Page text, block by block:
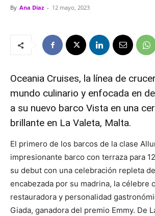
By Ana Diaz - 12 mayo, 2023
Oceania Cruises, la línea de
mundo culinario y enfocada en
a su nuevo barco Vista en una
brillante en La Valeta, Malta.
El primero de los barcos de la clase
impresionante barco con terraza para
su debut con una celebración repleta
encabezada por su madrina, la célebre
restauradora y personalidad
Giada, ganadora del premio Emmy. De